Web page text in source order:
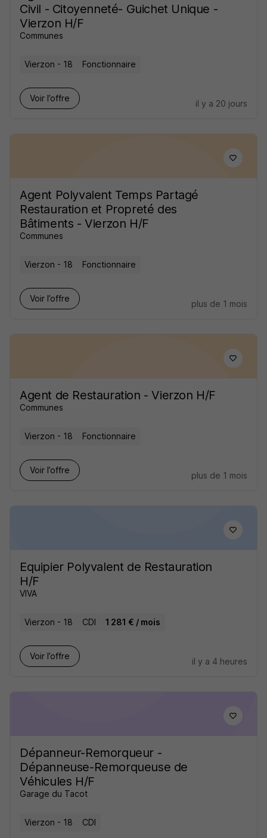
Civil - Citoyenneté- Guichet Unique -
Vierzon H/F
Communes
Vierzon - 18 Fonctionnaire
Voir l’offre
il y a 20 jours
Agent Polyvalent Temps Partagé
Restauration et Propreté des
Bâtiments - Vierzon H/F
Communes
Vierzon - 18 Fonctionnaire
Voir l’offre
plus de 1 mois
Agent de Restauration - Vierzon H/F
Communes
Vierzon - 18 Fonctionnaire
Voir l’offre
plus de 1 mois
Equipier Polyvalent de Restauration
H/F
VIVA
Vierzon - 18 CDI 1 281 € / mois
Voir l’offre
il y a 4 heures
Dépanneur-Remorqueur -
Dépanneuse-Remorqueuse de
Véhicules H/F
Garage du Tacot
Vierzon - 18 CDI